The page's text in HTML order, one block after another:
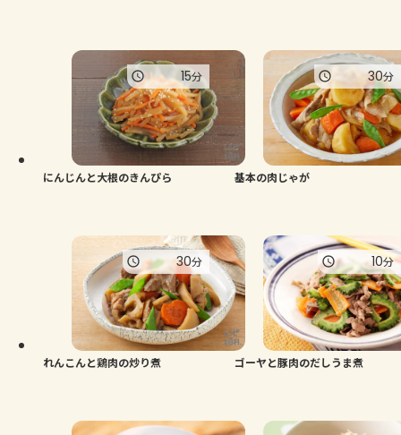
にんじんと大根のきんぴら
15分
基本の肉じゃが
30分
れんこんと鶏肉の炒り煮
30分
ゴーヤと豚肉のだしうま煮
10分